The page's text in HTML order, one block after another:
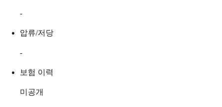
-
압류/저당
-
보험 이력
미공개